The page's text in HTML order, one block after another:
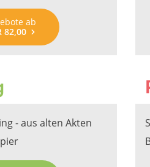
ab
82,00
- aus alten Akten